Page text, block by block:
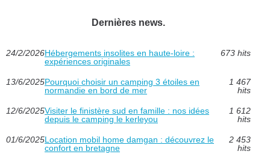
Dernières news.
24/2/2026Hébergements insolites en haute-loire :
expériences originales
673 hits
13/6/2025Pourquoi choisir un camping 3 étoiles en
normandie en bord de mer
1 467
hits
12/6/2025Visiter le finistère sud en famille : nos idées
depuis le camping le kerleyou
1 612
hits
01/6/2025Location mobil home damgan : découvrez le
confort en bretagne
2 453
hits